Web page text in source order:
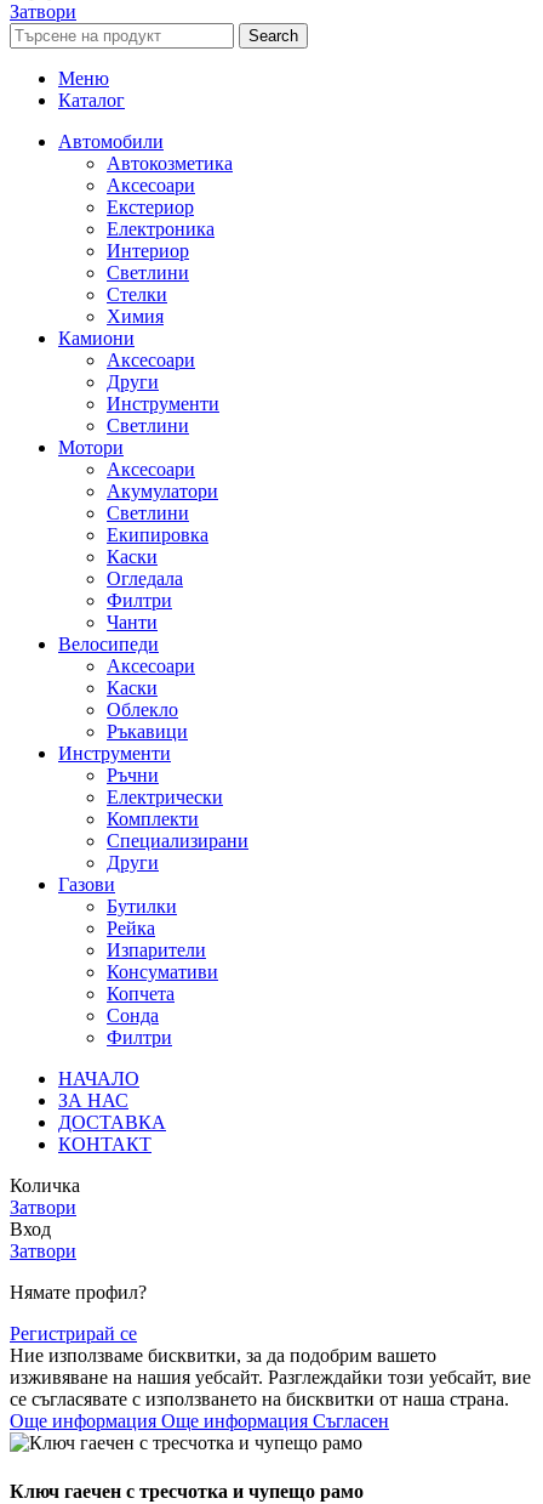
Затвори
Search
Меню
Каталог
Автомобили
Автокозметика
Аксесоари
Екстериор
Електроника
Интериор
Светлини
Стелки
Химия
Камиони
Аксесоари
Други
Инструменти
Светлини
Мотори
Аксесоари
Акумулатори
Светлини
Екипировка
Каски
Огледала
Филтри
Чанти
Велосипеди
Аксесоари
Каски
Облекло
Ръкавици
Инструменти
Ръчни
Електрически
Комплекти
Специализирани
Други
Газови
Бутилки
Рейка
Изпарители
Консумативи
Копчета
Сонда
Филтри
НАЧАЛО
ЗА НАС
ДОСТАВКА
КОНТАКТ
Количка
Затвори
Вход
Затвори
Нямате профил?
Регистрирай се
Ние използваме бисквитки, за да подобрим вашето
изживяване на нашия уебсайт. Разглеждайки този уебсайт, вие
се съгласявате с използването на бисквитки от наша страна.
Още информация Още информация Съгласен
Ключ гаечен с тресчотка и чупещо рамо